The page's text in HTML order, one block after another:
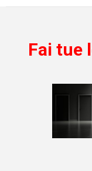
Fai tue